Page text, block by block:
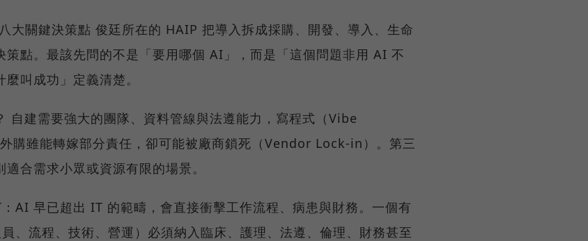
大關鍵決策點 俊廷所在的 HAIP 把導入拆成採購、開發、導入、生命
策點。最該先問的不是「要用哪個 AI」，而是「這個問題非用 AI 不
叫成功」定義清楚。
自建需要強大的團隊、資料管線與法遵能力，寫程式（Vibe
購雖能轉嫁部分責任，卻可能被廠商鎖死（Vendor Lock-in）。第三
合需求小眾或資源有限的場景。
AI 早已超出 IT 的範疇，會直接衝擊工作流程、病患與財務。一個有
、流程、技術、營運）必須納入臨床、護理、法遵、倫理、財務甚至